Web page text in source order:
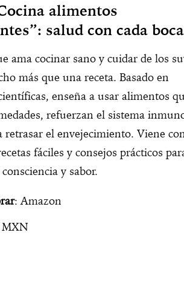
alimentos
salud con cada
ama cocinar sano y cuidar de los
más que una receta. Basado en
enseña a usar alimentos
refuerzan el sistema
retrasar el envejecimiento. Viene
fáciles y consejos prácticos
y sabor.
: Amazon
MXN